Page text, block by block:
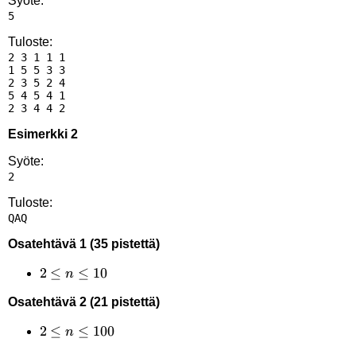
5
Tuloste:
2 3 1 1 1
1 5 5 3 3
2 3 5 2 4
5 4 5 4 1
2 3 4 4 2
Esimerkki 2
Syöte:
2
Tuloste:
QAQ
Osatehtävä 1 (35 pistettä)
2
n
\le
2 ≤ n ≤ 10
Osatehtävä 2 (21 pistettä)
2
2 ≤ n ≤ 100